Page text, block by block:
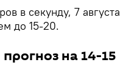
в секунду, 7 августа
до 15-20.
на 14-15